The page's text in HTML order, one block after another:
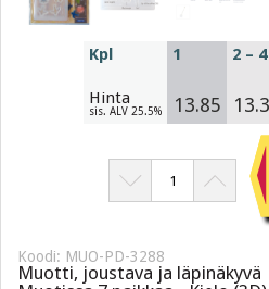
Koodi: MUO-PD-3288
Muotti, joustava ja läpinäkyvä
Kpl
Hinta
sis. ALV 25.5%
1
13.85
2 – 4